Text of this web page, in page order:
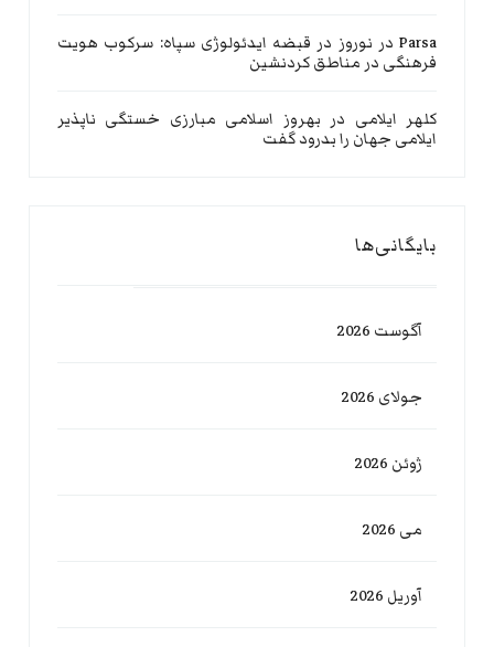
Parsa در نوروز در قبضه ایدئولوژی سپاه: سرکوب هویت
فرهنگی در مناطق کردنشین
کلهر ایلامی در بهروز اسلامی مبارزی خستگی ناپذیر
ایلامی جهان را بدرود گفت
بایگانی‌ها
آگوست 2026
جولای 2026
ژوئن 2026
می 2026
آوریل 2026